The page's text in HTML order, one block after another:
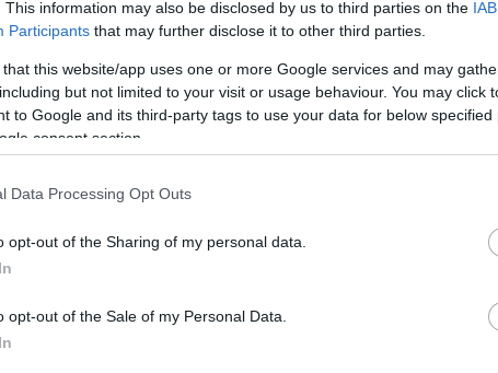
This information may also be disclosed by us to third parties on the
Participants that may further disclose it to other third parties.
that this website/app uses one or more Google services and may
but not limited to your visit or usage behaviour. You may click
to Google and its third-party tags to use your data for below specified
consent section.
Data Processing Opt Outs
opt-out of the Sharing of my personal data.
opt-out of the Sale of my Personal Data.
Dunaújvárosban
tartalomnak minősülnek, értük aszolgáltatás technikaiüzemeltetője semmilyen felelősséget nem vállal,
Részletek a
dedikált Dinamo Moszkva-mezét ajánlja fel"
Ovecskin? Eredeti mez?